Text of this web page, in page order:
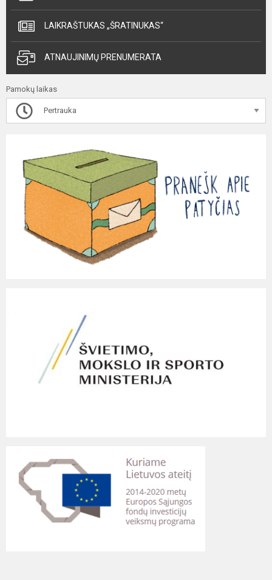
LAIKRAŠTUKAS „ŠRATINUKAS“
ATNAUJINIMŲ PRENUMERATA
Pamokų laikas
Pertrauka